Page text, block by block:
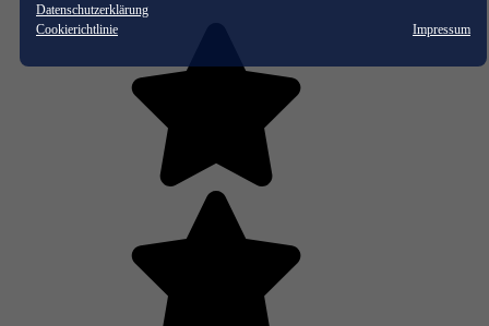
Datenschutzerklärung
Cookierichtlinie
Impressum